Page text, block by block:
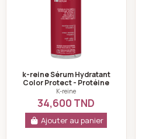
k-reine Sérum Hydratant
Color Protect - Protéine
De Blé - Vitamine E 200ml
K-reine
34,600 TND
Ajouter au panier